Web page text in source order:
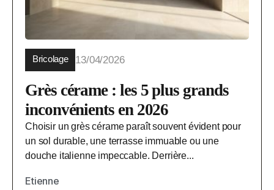
Bricolage 13/04/2026
Grès cérame : les 5 plus grands
inconvénients en 2026
Choisir un grès cérame paraît souvent évident pour
un sol durable, une terrasse immuable ou une
douche italienne impeccable. Derrière...
Etienne